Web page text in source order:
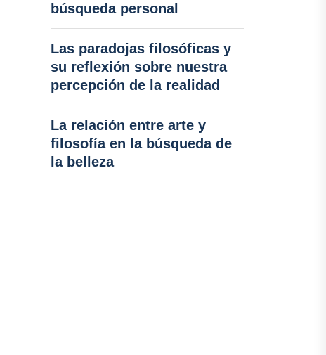
búsqueda personal
Las paradojas filosóficas y
su reflexión sobre nuestra
percepción de la realidad
La relación entre arte y
filosofía en la búsqueda de
la belleza